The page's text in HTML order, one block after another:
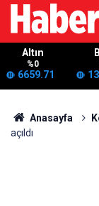
Altın
%0
6659.71
Anasayfa
açıldı